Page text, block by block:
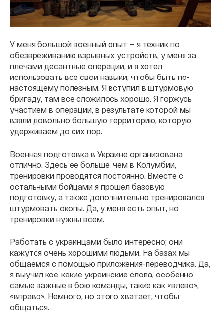
У меня большой военный опыт — я техник по
обезвреживанию взрывных устройств, у меня за
плечами десантные операции, и я хотел
использовать все свои навыки, чтобы быть по-
настоящему полезным. Я вступил в штурмовую
бригаду, там все сложилось хорошо. Я горжусь
участием в операции, в результате которой мы
взяли довольно большую территорию, которую
удерживаем до сих пор.
Военная подготовка в Украине организована
отлично. Здесь ее больше, чем в Колумбии,
тренировки проводятся постоянно. Вместе с
остальными бойцами я прошел базовую
подготовку, а также дополнительно тренировался
штурмовать окопы. Да, у меня есть опыт, но
тренировки нужны всем.
Работать с украинцами было интересно; они
кажутся очень хорошими людьми. На базах мы
общаемся с помощью приложения-переводчика. Да,
я выучил кое-какие украинские слова, особенно
самые важные в бою команды, такие как «влево»,
«вправо». Немного, но этого хватает, чтобы
общаться.